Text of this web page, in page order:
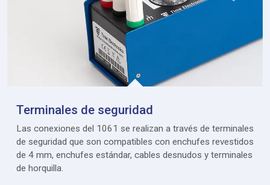
Terminales de seguridad
Las conexiones del 1061 se realizan a través de terminales
de seguridad que son compatibles con enchufes revestidos
de 4 mm, enchufes estándar, cables desnudos y terminales
de horquilla.